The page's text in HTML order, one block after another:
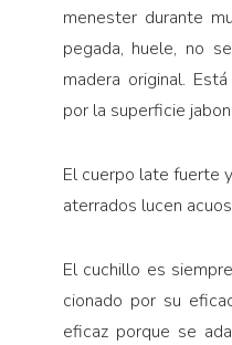
menester durante
pegada, huele, no
madera original.
por la superficie
El cuerpo late fuerte
aterrados lucen
El cuchillo es
cionado por su
eficaz porque se